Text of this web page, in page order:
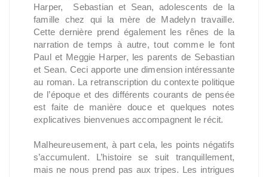
Harper, Sebastian et Sean, adolescents de la
famille chez qui la mère de Madelyn travaille.
Cette dernière prend également les rênes de la
narration de temps à autre, tout comme le font
Paul et Meggie Harper, les parents de Sebastian
et Sean. Ceci apporte une dimension intéressante
au roman. La retranscription du contexte politique
de l’époque et des différents courants de pensée
est faite de manière douce et quelques notes
explicatives bienvenues accompagnent le récit.
Malheureusement, à part cela, les points négatifs
s’accumulent. L’histoire se suit tranquillement,
mais ne nous prend pas aux tripes. Les intrigues